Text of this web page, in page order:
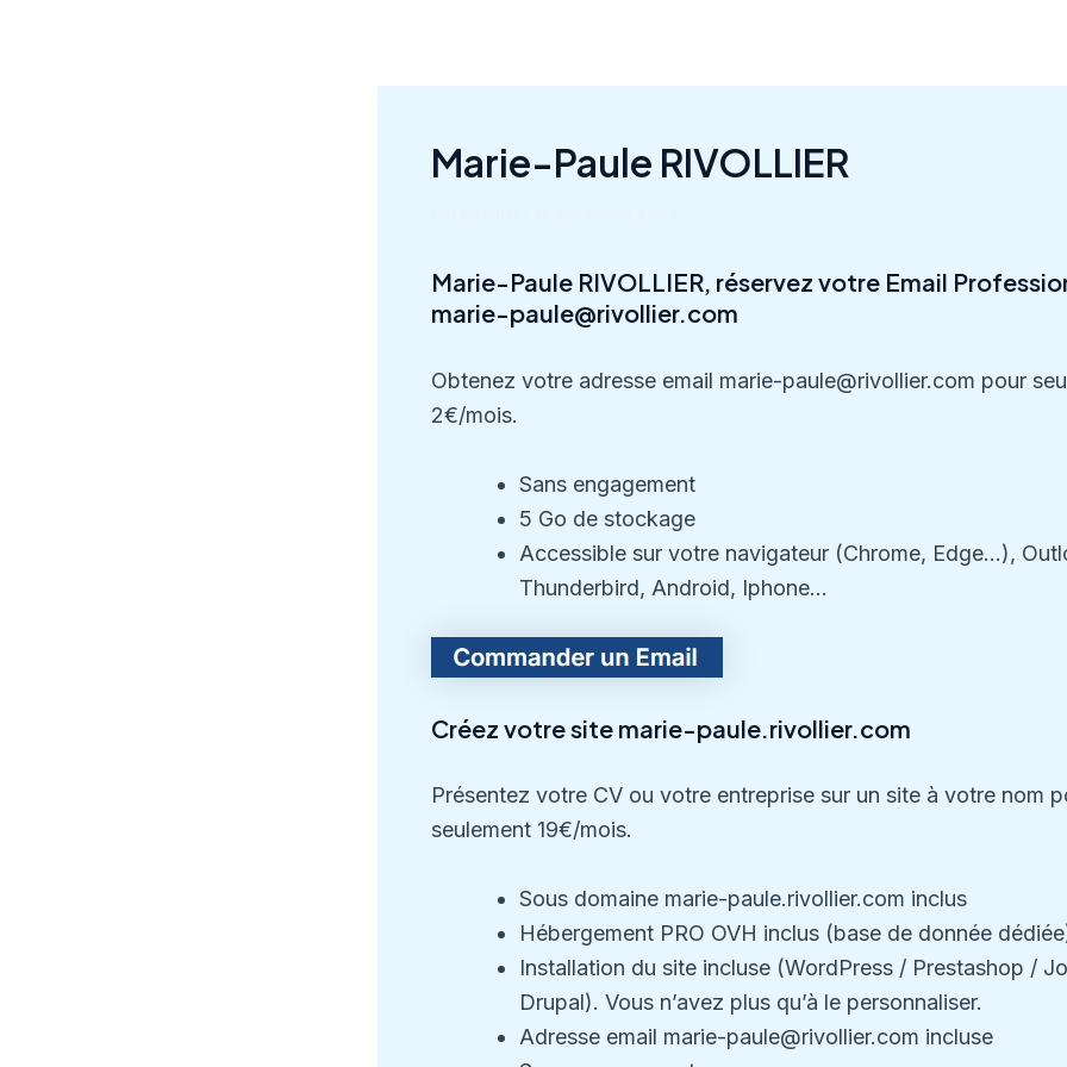
Marie-Paule RIVOLLIER
Marie-Paule RIVOLLIER, réservez votre Email
marie-paule@rivollier.com
Obtenez votre adresse email marie-paule@rivollier.com pour
2€/mois.
Sans engagement
5 Go de stockage
Accessible sur votre navigateur (Chrome, Edge…),
Thunderbird, Android, Iphone…
Créez votre site marie-paule.rivollier.com
Présentez votre CV ou votre entreprise sur un site à votre nom
seulement 19€/mois.
Sous domaine marie-paule.rivollier.com inclus
Hébergement PRO OVH inclus (base de donnée
Installation du site incluse (WordPress / Prestashop /
Drupal). Vous n’avez plus qu’à le personnaliser.
Adresse email marie-paule@rivollier.com incluse